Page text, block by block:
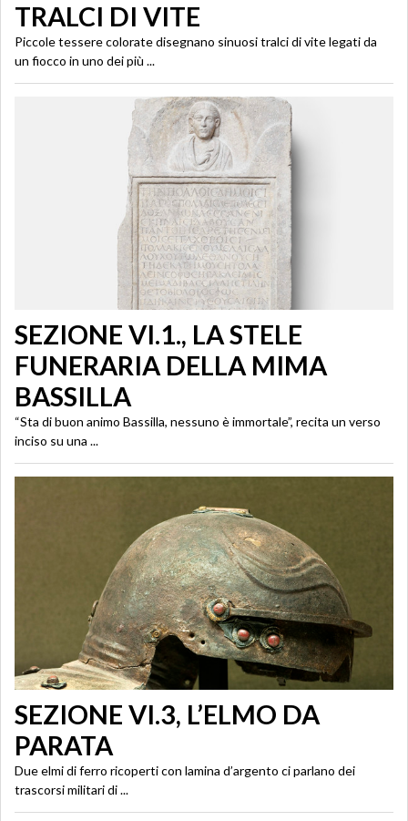
TRALCI DI VITE
Piccole tessere colorate disegnano sinuosi tralci di vite legati da
un fiocco in uno dei più ...
SEZIONE VI.1., LA STELE
FUNERARIA DELLA MIMA
BASSILLA
“Sta di buon animo Bassilla, nessuno è immortale”, recita un verso
inciso su una ...
SEZIONE VI.3, L’ELMO DA
PARATA
Due elmi di ferro ricoperti con lamina d’argento ci parlano dei
trascorsi militari di ...